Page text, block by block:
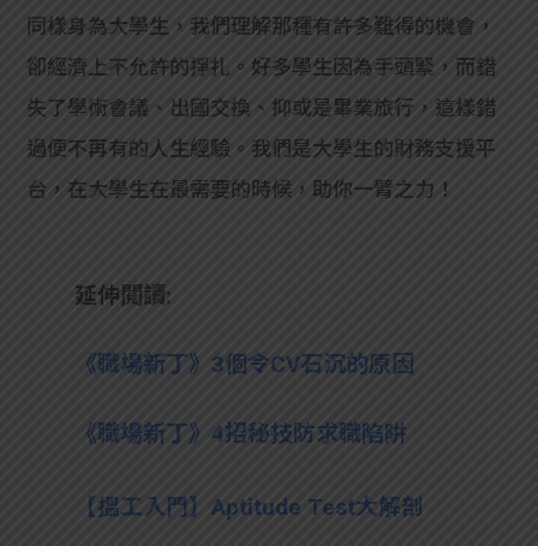
同樣身為大學生，我們理解那種有許多難得的機會，
卻經濟上不允許的掙扎。好多學生因為手頭緊，而錯
失了學術會議、出國交換、抑或是畢業旅行，這樣錯
過便不再有的人生經驗。我們是大學生的財務支援平
台，在大學生在最需要的時候，助你一臂之力！
延伸閱讀:
《職場新丁》3個令CV石沉的原因
《職場新丁》4招秘技防求職陷阱
【搵工入門】Aptitude Test大解剖